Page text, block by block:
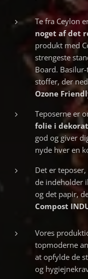
Te fra Ceylon
noget af det
produkt med
strengeste
Board.
stoffer, der
Ozone
Teposerne er
folie i
god og giver
nyde hver en
Det er
de indeholder
og det papir,
Compost
Vores
topmoderne
at opfylde de
og